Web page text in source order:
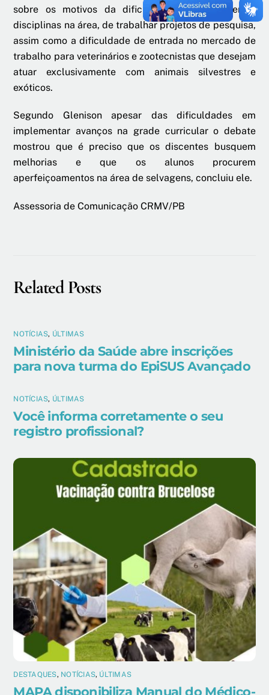
sobre os motivos da dificuldade de implementar
disciplinas na área, de trabalhar projetos de pesquisa,
assim como a dificuldade de entrada no mercado de
trabalho para veterinários e zootecnistas que desejam
atuar exclusivamente com animais silvestres e
exóticos.
Segundo Glenison apesar das dificuldades em
implementar avanços na grade curricular o debate
mostrou que é preciso que os discentes busquem
melhorias e que os alunos procurem
aperfeiçoamentos na área de selvagens, concluiu ele.
Assessoria de Comunicação CRMV/PB
Related Posts
NOTÍCIAS, ÚLTIMAS
Ministério da Saúde abre inscrições
para nova turma do EpiSUS Avançado
NOTÍCIAS, ÚLTIMAS
Você informa corretamente o seu
registro profissional?
DESTAQUES, NOTÍCIAS, ÚLTIMAS
MAPA disponibiliza Manual do Médico-